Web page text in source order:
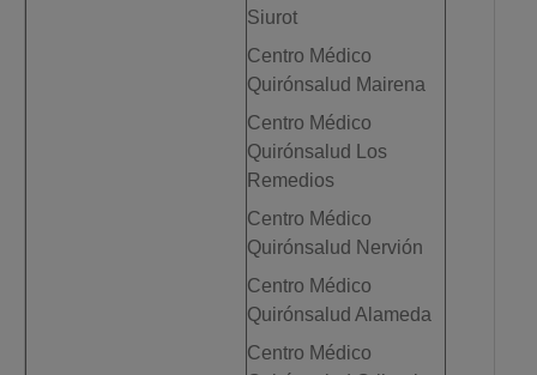
Siurot
Centro Médico
Quirónsalud Mairena
Centro Médico
Quirónsalud Los
Remedios
Centro Médico
Quirónsalud Nervión
Centro Médico
Quirónsalud Alameda
Centro Médico